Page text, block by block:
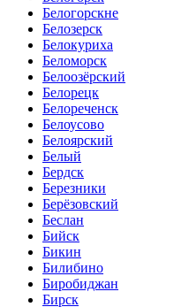
Белогорскне
Белозерск
Белокуриха
Беломорск
Белоозёрский
Белорецк
Белореченск
Белоусово
Белоярский
Белый
Бердск
Березники
Берёзовский
Беслан
Бийск
Бикин
Билибино
Биробиджан
Бирск